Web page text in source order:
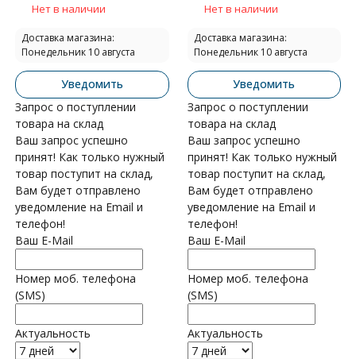
Нет в наличии
Доставка магазина:
Понедельник 10 августа
Уведомить
Запрос о поступлении
товара на склад
Ваш запрос успешно
принят! Как только нужный
товар поступит на склад,
Вам будет отправлено
уведомление на Email и
телефон!
Ваш E-Mail
Номер моб. телефона
(SMS)
Актуальность
Нет в наличии
Доставка магазина:
Понедельник 10 августа
Уведомить
Запрос о поступлении
товара на склад
Ваш запрос успешно
принят! Как только нужный
товар поступит на склад,
Вам будет отправлено
уведомление на Email и
телефон!
Ваш E-Mail
Номер моб. телефона
(SMS)
Актуальность